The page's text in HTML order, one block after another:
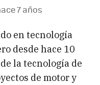
7 años
en tecnología
desde hace 10
la tecnología de
de motor y